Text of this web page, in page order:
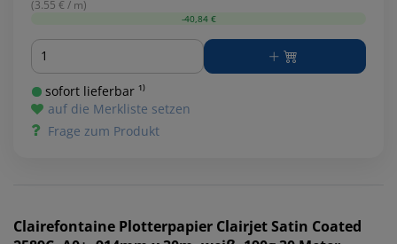
(3.55 € / m)
-40,84 €
Menge
sofort lieferbar ¹⁾
auf die Merkliste setzen
Frage zum Produkt
Clairefontaine Plotterpapier Clairjet Satin Coated